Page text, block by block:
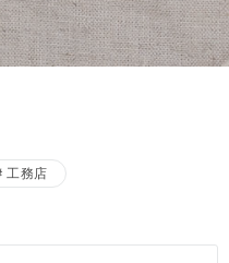
工務店